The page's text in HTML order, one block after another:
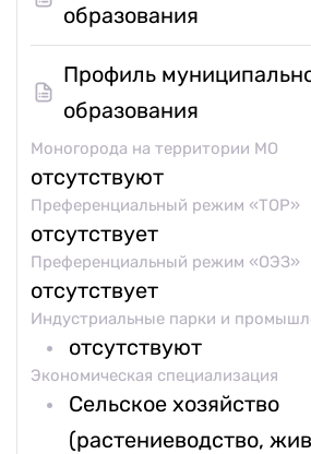
образования
Профиль
образования
Моногорода на территории МО
отсутствуют
Преференциальный режим «ТОР»
отсутствует
Преференциальный режим «ОЭЗ»
отсутствует
Индустриальные парки и
отсутствуют
Экономическая специализация
Сельское хозяйство
(растениеводство,